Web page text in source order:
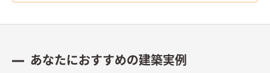
あなたにおすすめの建築実例